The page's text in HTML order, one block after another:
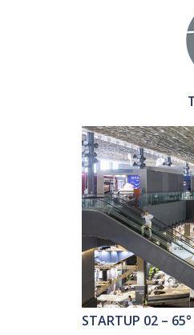
STARTUP 02 –